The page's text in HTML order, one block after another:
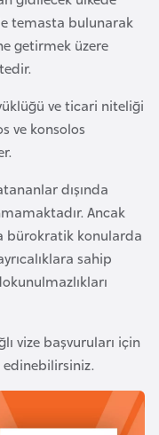
temasta bulunarak
getirmek üzere
ve ticari niteliği
ve konsolos
dışında
Ancak
bürokratik konularda
sahip
vize başvuruları için
edinebilirsiniz.